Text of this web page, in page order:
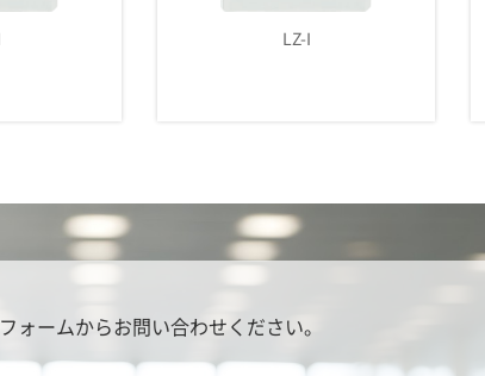
LZ-J
フォームからお問い合わせください。